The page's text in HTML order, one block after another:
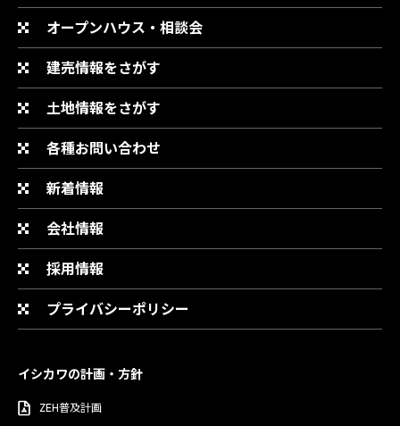
オープンハウス・相談会
建売情報をさがす
土地情報をさがす
各種お問い合わせ
新着情報
会社情報
採用情報
プライバシーポリシー
イシカワの計画・方針
ZEH普及計画